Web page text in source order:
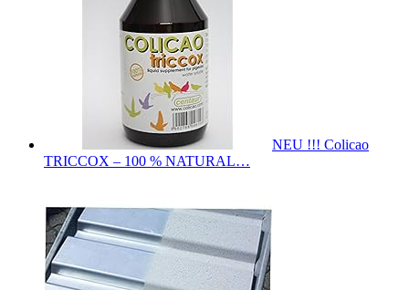
NEU !!! Colicao
TRICCOX – 100 % NATURAL…